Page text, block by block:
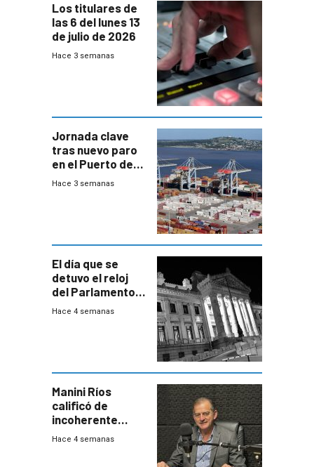
Los titulares de
las 6 del lunes 13
de julio de 2026
Hace 3 semanas
Jornada clave
tras nuevo paro
en el Puerto de
Montevideo
Hace 3 semanas
El día que se
detuvo el reloj
del Parlamento
para negociar
Hace 4 semanas
Manini Ríos
calificó de
incoherente
decisión de
Hace 4 semanas